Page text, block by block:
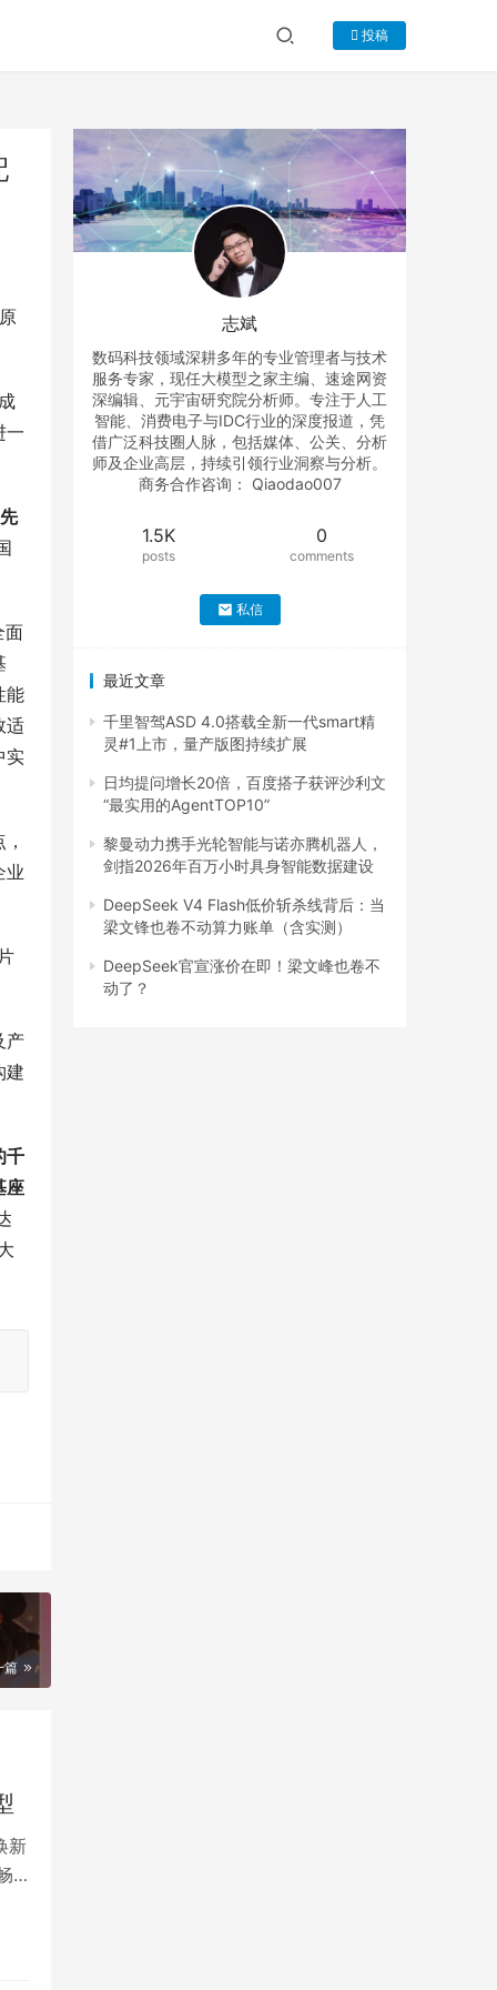
投稿
一
面
能
适
实
业
产
建
千
座
篇
新
志斌
数码科技领域深耕多年的专业管理者与技术
服务专家，现任大模型之家主编、速途网资
深编辑、元宇宙研究院分析师。专注于人工
智能、消费电子与IDC行业的深度报道，凭
借广泛科技圈人脉，包括媒体、公关、分析
师及企业高层，持续引领行业洞察与分析。
商务合作咨询： Qiaodao007
1.5K
posts
0
comments
私信
最近文章
千里智驾ASD 4.0搭载全新一代smart精
灵#1上市，量产版图持续扩展
日均提问增长20倍，百度搭子获评沙利文
“最实用的AgentTOP10”
黎曼动力携手光轮智能与诺亦腾机器人，
剑指2026年百万小时具身智能数据建设
DeepSeek V4 Flash低价斩杀线背后：当
梁文锋也卷不动算力账单（含实测）
DeepSeek官宣涨价在即！梁文峰也卷不
动了？